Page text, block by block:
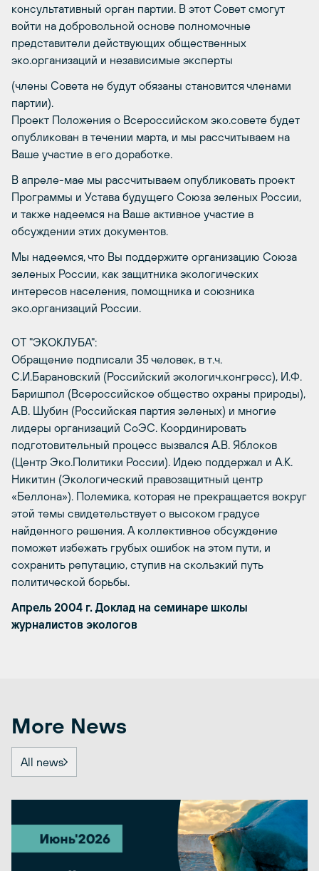
консультативный орган партии. В этот Совет смогут
войти на добровольной основе полномочные
представители действующих общественных
эко.организаций и независимые эксперты
(члены Совета не будут обязаны становится членами
партии).
Проект Положения о Всероссийском эко.совете будет
опубликован в течении марта, и мы рассчитываем на
Ваше участие в его доработке.
В апреле-мае мы рассчитываем опубликовать проект
Программы и Устава будущего Союза зеленых России,
и также надеемся на Ваше активное участие в
обсуждении этих документов.
Мы надеемся, что Вы поддержите организацию Союза
зеленых России, как защитника экологических
интересов населения, помощника и союзника
эко.организаций России.
ОТ "ЭКОКЛУБА":
Обращение подписали 35 человек, в т.ч.
С.И.Барановский (Российский экологич.конгресс), И.Ф.
Баришпол (Всероссийское общество охраны природы),
А.В. Шубин (Российская партия зеленых) и многие
лидеры организаций СоЭС. Координировать
подготовительный процесс вызвался А.В. Яблоков
(Центр Эко.Политики России). Идею поддержал и А.К.
Никитин (Экологический правозащитный центр
«Беллона»). Полемика, которая не прекращается вокруг
этой темы свидетельствует о высоком градусе
найденного решения. А коллективное обсуждение
поможет избежать грубых ошибок на этом пути, и
сохранить репутацию, ступив на скользкий путь
политической борьбы.
Апрель 2004 г. Доклад на семинаре школы
журналистов экологов
More News
All news